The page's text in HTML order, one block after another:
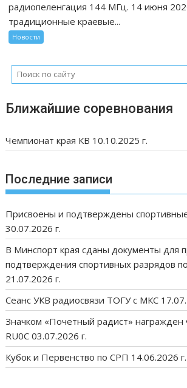
радиопеленгация 144 МГц. 14 июня
традиционные краевые...
Новости
Ближайшие соревнования
Чемпионат края КВ 10.10.2025 г.
Последние записи
Присвоены и подтверждены
30.07.2026 г.
В Минспорт края сданы документы для
подтверждения спортивных разрядов
21.07.2026 г.
Сеанс УКВ радиосвязи ТОГУ с МКС
Значком «Почетный радист»
RU0C 03.07.2026 г.
Кубок и Первенство по СРП 14.06.2026 г.